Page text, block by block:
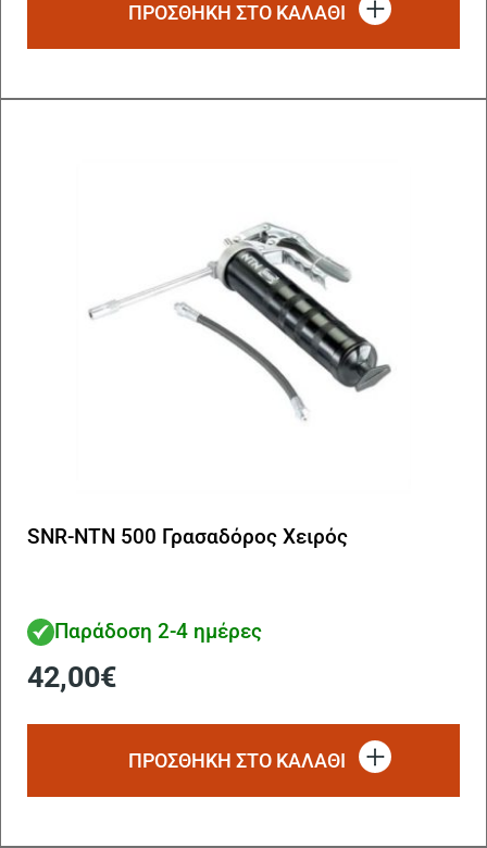
ΠΡΟΣΘΗΚΗ ΣΤΟ ΚΑΛΑΘΙ
SNR-NTN 500 Γρασαδόρος Χειρός
Παράδοση 2-4 ημέρες
42,00€
ΠΡΟΣΘΗΚΗ ΣΤΟ ΚΑΛΑΘΙ